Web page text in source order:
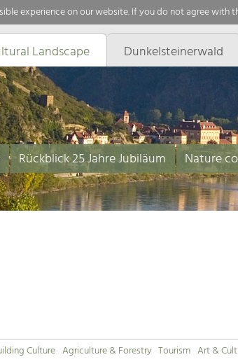
experience on our website. If you do not agree with
Landscape Dunkelsteinerwald
Rückblick 25 Jahre Jubiläum Nature
Culture Agriculture & Forestry Tourism Art &